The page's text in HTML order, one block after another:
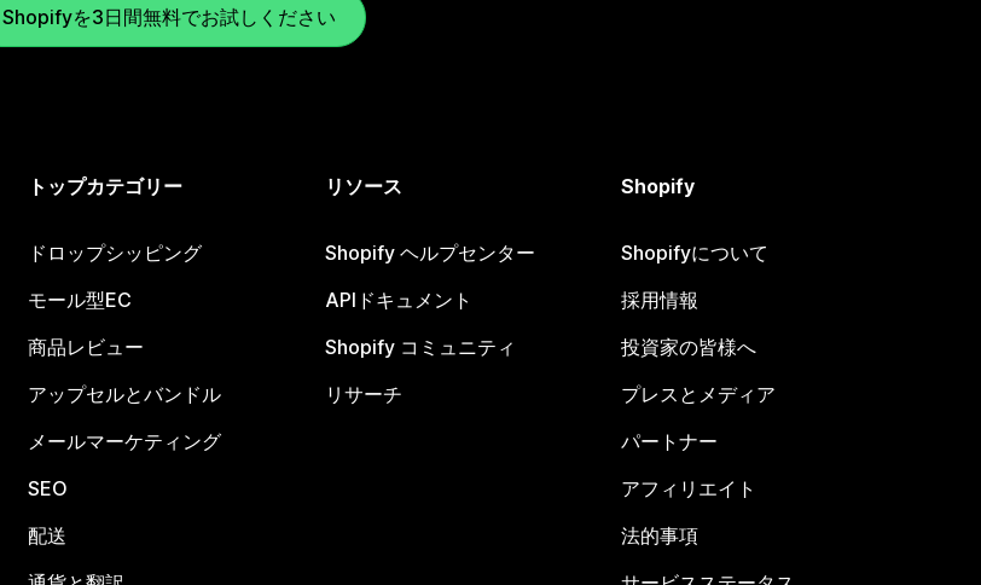
Shopifyを3日間無料でお試しください
トップカテゴリー
ドロップシッピング
モール型EC
商品レビュー
アップセルとバンドル
メールマーケティング
SEO
配送
リソース
Shopify ヘルプセンター
APIドキュメント
Shopify コミュニティ
リサーチ
Shopify
Shopifyについて
採用情報
投資家の皆様へ
プレスとメディア
パートナー
アフィリエイト
法的事項